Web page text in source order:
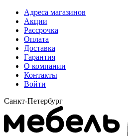
Адреса магазинов
Акции
Рассрочка
Оплата
Доставка
Гарантия
О компании
Контакты
Войти
Санкт-Петербург